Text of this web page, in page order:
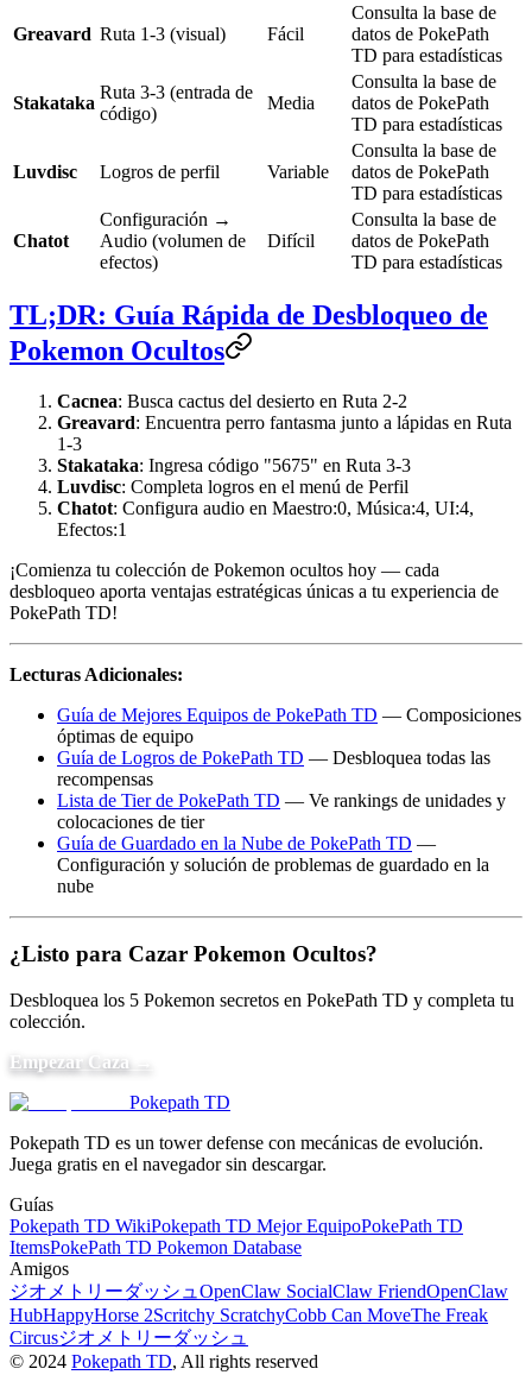
Greavard Ruta 1-3 (visual) Fácil
Consulta la base de
datos de PokePath
TD para estadísticas
Stakataka
Ruta 3-3 (entrada de
código)
Media
Consulta la base de
datos de PokePath
TD para estadísticas
Luvdisc Logros de perfil Variable
Consulta la base de
datos de PokePath
TD para estadísticas
Chatot
Configuración →
Audio (volumen de
efectos)
Difícil
Consulta la base de
datos de PokePath
TD para estadísticas
TL;DR: Guía Rápida de Desbloqueo de
Pokemon Ocultos
Cacnea: Busca cactus del desierto en Ruta 2-2
Greavard: Encuentra perro fantasma junto a lápidas en Ruta
1-3
Stakataka: Ingresa código "5675" en Ruta 3-3
Luvdisc: Completa logros en el menú de Perfil
Chatot: Configura audio en Maestro:0, Música:4, UI:4,
Efectos:1
¡Comienza tu colección de Pokemon ocultos hoy — cada
desbloqueo aporta ventajas estratégicas únicas a tu experiencia de
PokePath TD!
Lecturas Adicionales:
Guía de Mejores Equipos de PokePath TD — Composiciones
óptimas de equipo
Guía de Logros de PokePath TD — Desbloquea todas las
recompensas
Lista de Tier de PokePath TD — Ve rankings de unidades y
colocaciones de tier
Guía de Guardado en la Nube de PokePath TD —
Configuración y solución de problemas de guardado en la
nube
¿Listo para Cazar Pokemon Ocultos?
Desbloquea los 5 Pokemon secretos en PokePath TD y completa tu
colección.
Empezar Caza →
Pokepath TD
Pokepath TD es un tower defense con mecánicas de evolución.
Juega gratis en el navegador sin descargar.
Guías
Pokepath TD WikiPokepath TD Mejor EquipoPokePath TD
ItemsPokePath TD Pokemon Database
Amigos
ジオメトリーダッシュ OpenClaw SocialClaw FriendOpenClaw
HubHappyHorse 2Scritchy ScratchyCobb Can MoveThe Freak
Circusジオメトリーダッシュ
© 2024 Pokepath TD, All rights reserved